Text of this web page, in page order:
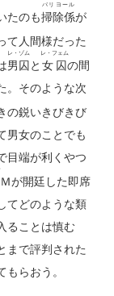
たのも掃除係
バリヨール
が
て人間様だった
男囚
レ・ゾム
と 女囚
レ・フェム
の間
。そのような次
鋭いきびきび
男女のことでも
目端が利くやつ
Ｍが開廷した即席
てどのような類
ることは慎む
まで評判された
らおう。